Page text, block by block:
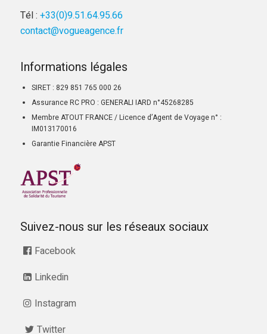
Tél : +33(0)9.51.64.95.66
contact@vogueagence.fr
Informations légales
SIRET : 829 851 765 000 26
Assurance RC PRO : GENERALI IARD n°45268285
Membre ATOUT FRANCE / Licence d’Agent de Voyage n° :
IM013170016
Garantie Financière APST
Suivez-nous sur les réseaux sociaux
Facebook
Linkedin
Instagram
Twitter